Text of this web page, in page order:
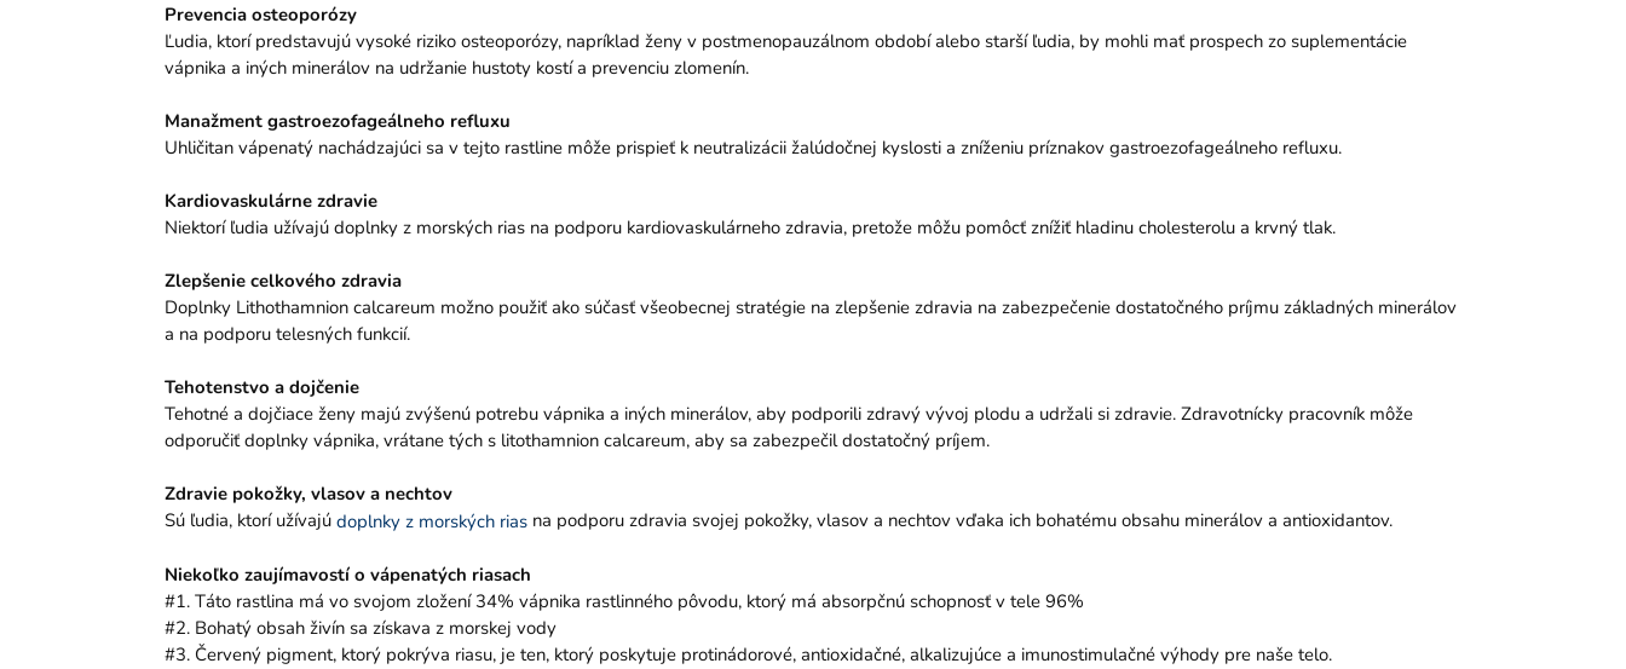
Prevencia osteoporózy
Ľudia, ktorí predstavujú vysoké riziko osteoporózy, napríklad ženy v postmenopauzálnom období alebo starší ľudia, by mohli mať prospech zo suplementácie
vápnika a iných minerálov na udržanie hustoty kostí a prevenciu zlomenín.
Manažment gastroezofageálneho refluxu
Uhličitan vápenatý nachádzajúci sa v tejto rastline môže prispieť k neutralizácii žalúdočnej kyslosti a zníženiu príznakov gastroezofageálneho refluxu.
Kardiovaskulárne zdravie
Niektorí ľudia užívajú doplnky z morských rias na podporu kardiovaskulárneho zdravia, pretože môžu pomôcť znížiť hladinu cholesterolu a krvný tlak.
Zlepšenie celkového zdravia
Doplnky Lithothamnion calcareum možno použiť ako súčasť všeobecnej stratégie na zlepšenie zdravia na zabezpečenie dostatočného príjmu základných minerálov
a na podporu telesných funkcií.
Tehotenstvo a dojčenie
Tehotné a dojčiace ženy majú zvýšenú potrebu vápnika a iných minerálov, aby podporili zdravý vývoj plodu a udržali si zdravie. Zdravotnícky pracovník môže
odporučiť doplnky vápnika, vrátane tých s litothamnion calcareum, aby sa zabezpečil dostatočný príjem.
Zdravie pokožky, vlasov a nechtov
Sú ľudia, ktorí užívajú doplnky z morských riasna podporu zdravia svojej pokožky, vlasov a nechtov vďaka ich bohatému obsahu minerálov a antioxidantov.
Niekoľko zaujímavostí o vápenatých riasach
#1. Táto rastlina má vo svojom zložení 34% vápnika rastlinného pôvodu, ktorý má absorpčnú schopnosť v tele 96%
#2. Bohatý obsah živín sa získava z morskej vody
#3. Červený pigment, ktorý pokrýva riasu, je ten, ktorý poskytuje protinádorové, antioxidačné, alkalizujúce a imunostimulačné výhody pre naše telo.